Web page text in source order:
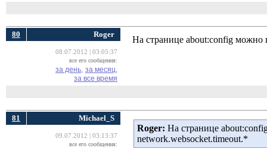
80 Roger
08.07.2012 | 03:05:37
все его сообщения:
за день, за месяц,
за все время
На странице about:config можно
81 Michael_S
09.07.2012 | 03:13:37
все его сообщения:
Roger: На странице
network.websocket.timeout.*